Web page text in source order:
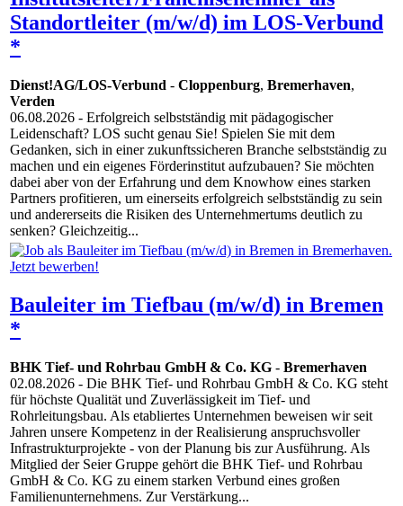
Standortleiter (m/w/d) im LOS-Verbund
*
Dienst!AG/LOS-Verbund - Cloppenburg, Bremerhaven,
Verden
06.08.2026 - Erfolgreich selbstständig mit pädagogischer
Leidenschaft? LOS sucht genau Sie! Spielen Sie mit dem
Gedanken, sich in einer zukunftssicheren Branche selbstständig zu
machen und ein eigenes Förderinstitut aufzubauen? Sie möchten
dabei aber von der Erfahrung und dem Knowhow eines starken
Partners profitieren, um einerseits erfolgreich selbstständig zu sein
und andererseits die Risiken des Unternehmertums deutlich zu
senken? Gleichzeitig...
Bauleiter im Tiefbau (m/w/d) in Bremen
*
BHK Tief- und Rohrbau GmbH & Co. KG - Bremerhaven
02.08.2026 - Die BHK Tief- und Rohrbau GmbH & Co. KG steht
für höchste Qualität und Zuverlässigkeit im Tief- und
Rohrleitungsbau. Als etabliertes Unternehmen beweisen wir seit
Jahren unsere Kompetenz in der Realisierung anspruchsvoller
Infrastrukturprojekte - von der Planung bis zur Ausführung. Als
Mitglied der Seier Gruppe gehört die BHK Tief- und Rohrbau
GmbH & Co. KG zu einem starken Verbund eines großen
Familienunternehmens. Zur Verstärkung...